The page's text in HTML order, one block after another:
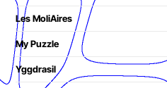
Les MoliAires
My Puzzle
Yggdrasil